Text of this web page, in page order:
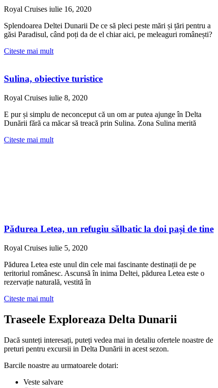
Royal Cruises iulie 16, 2020
Splendoarea Deltei Dunarii De ce să pleci peste mări și țări pentru a
găsi Paradisul, când poți da de el chiar aici, pe meleaguri românești?
Citeste mai mult
Sulina, obiective turistice
Royal Cruises iulie 8, 2020
E pur și simplu de neconceput că un om ar putea ajunge în Delta
Dunării fără ca măcar să treacă prin Sulina. Zona Sulina merită
Citeste mai mult
Pădurea Letea, un refugiu sălbatic la doi pași de tine
Royal Cruises iulie 5, 2020
Pădurea Letea este unul din cele mai fascinante destinații de pe
teritoriul românesc. Ascunsă în inima Deltei, pădurea Letea este o
rezervație naturală, vestită în
Citeste mai mult
Traseele Exploreaza Delta Dunarii
Dacă sunteți interesați, puteți vedea mai in detaliu ofertele noastre de
preturi pentru excursii in Delta Dunării in acest sezon.
Barcile noastre au urmatoarele dotari:
Veste salvare